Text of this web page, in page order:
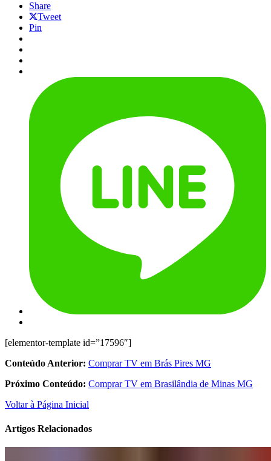
Share
Tweet
Pin
[elementor-template id=”17596″]
Conteúdo Anterior: Comprar TV em Brás Pires MG
Próximo Conteúdo: Comprar TV em Brasilândia de Minas MG
Voltar à Página Inicial
Artigos Relacionados